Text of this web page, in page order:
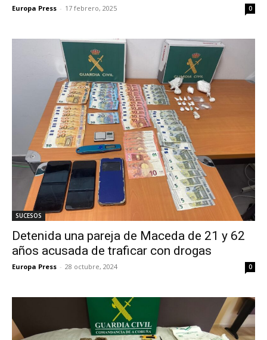
Europa Press - 17 febrero, 2025 0
SUCESOS
Detenida una pareja de Maceda de 21 y 62
años acusada de traficar con drogas
Europa Press - 28 octubre, 2024 0